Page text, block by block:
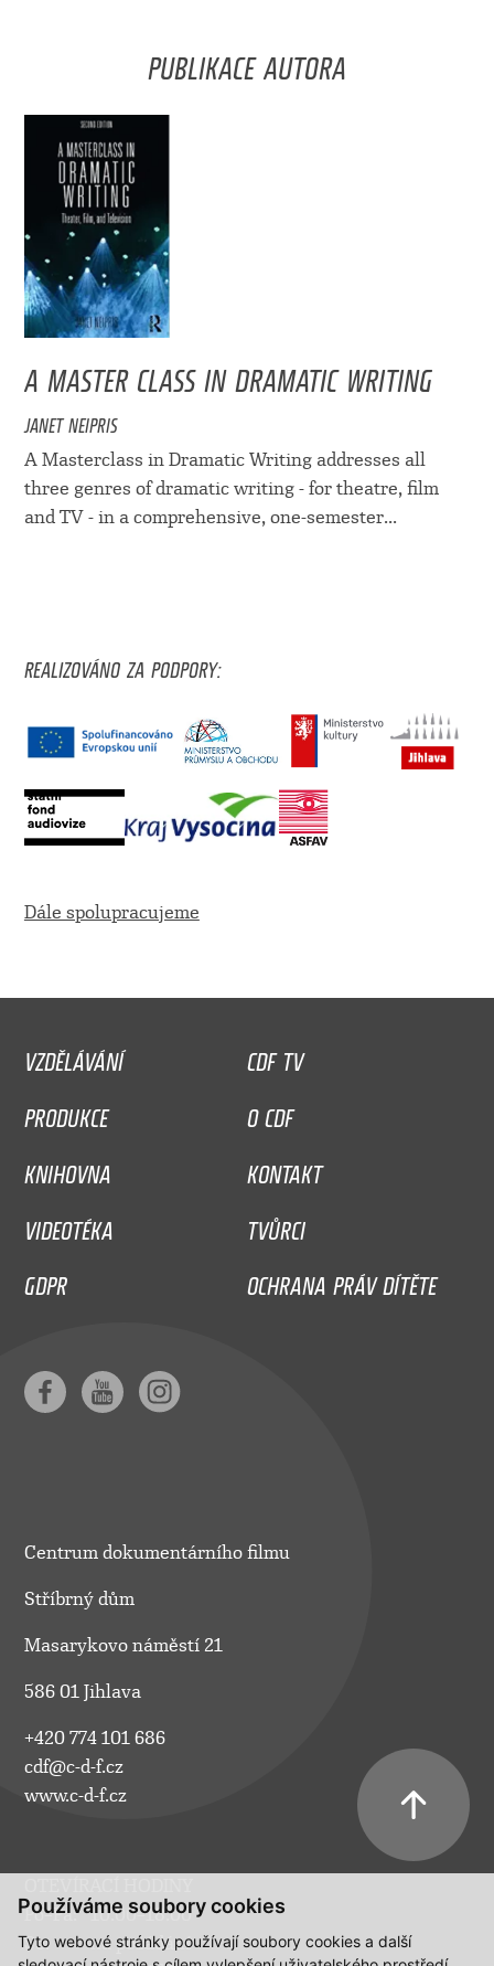
Používáme soubory cookies
Tyto webové stránky používají soubory cookies a další
PUBLIKACE AUTORA
A MASTER CLASS IN DRAMATIC WRITING
JANET NEIPRIS
A Masterclass in Dramatic Writing addresses all
three genres of dramatic writing - for theatre, film
and TV - in a comprehensive, one-semester...
REALIZOVÁNO ZA PODPORY:
Dále spolupracujeme
VZDĚLÁVÁNÍ
CDF TV
PRODUKCE
O CDF
KNIHOVNA
KONTAKT
VIDEOTÉKA
TVŮRCI
GDPR
OCHRANA PRÁV DÍTĚTE
Centrum dokumentárního filmu
Stříbrný dům
Masarykovo náměstí 21
586 01 Jihlava
+420 774 101 686
cdf@c-d-f.cz
www.c-d-f.cz
Po–Pá:
10.00–18.00
So:
na požádání